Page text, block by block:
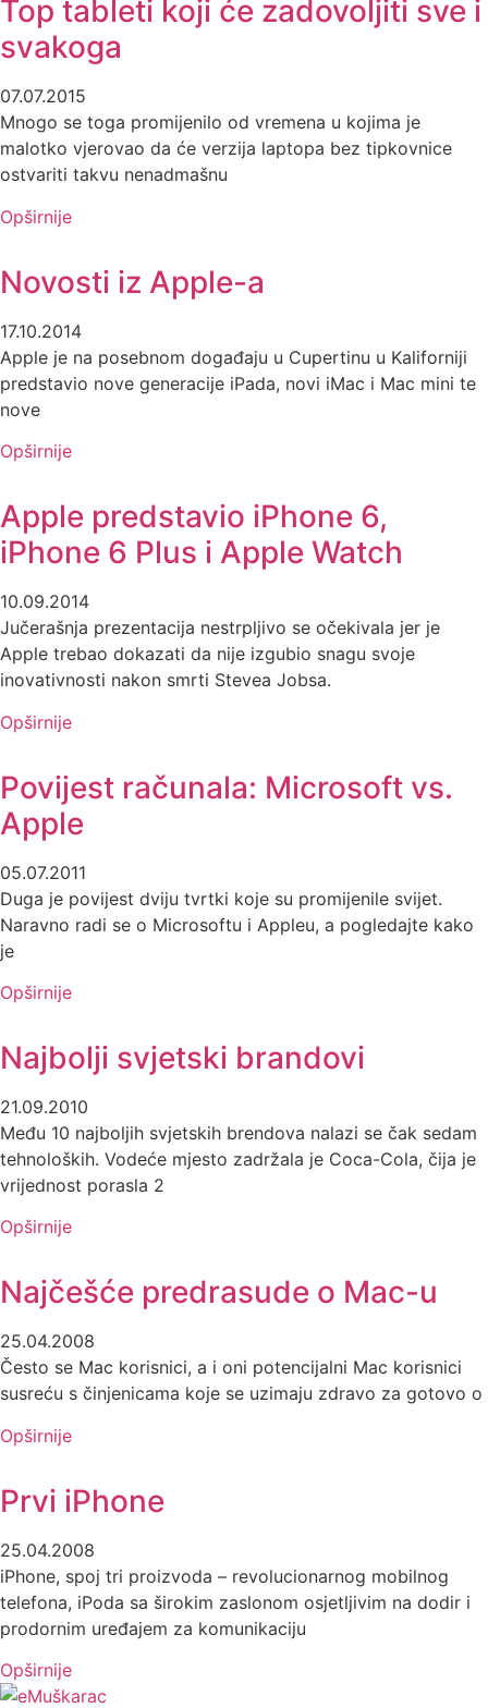
Top tableti koji će zadovoljiti sve i
svakoga
07.07.2015
Mnogo se toga promijenilo od vremena u kojima je
malotko vjerovao da će verzija laptopa bez tipkovnice
ostvariti takvu nenadmašnu
Opširnije
Novosti iz Apple-a
17.10.2014
Apple je na posebnom događaju u Cupertinu u Kaliforniji
predstavio nove generacije iPada, novi iMac i Mac mini te
nove
Opširnije
Apple predstavio iPhone 6,
iPhone 6 Plus i Apple Watch
10.09.2014
Jučerašnja prezentacija nestrpljivo se očekivala jer je
Apple trebao dokazati da nije izgubio snagu svoje
inovativnosti nakon smrti Stevea Jobsa.
Opširnije
Povijest računala: Microsoft vs.
Apple
05.07.2011
Duga je povijest dviju tvrtki koje su promijenile svijet.
Naravno radi se o Microsoftu i Appleu, a pogledajte kako
je
Opširnije
Najbolji svjetski brandovi
21.09.2010
Među 10 najboljih svjetskih brendova nalazi se čak sedam
tehnoloških. Vodeće mjesto zadržala je Coca-Cola, čija je
vrijednost porasla 2
Opširnije
Najčešće predrasude o Mac-u
25.04.2008
Često se Mac korisnici, a i oni potencijalni Mac korisnici
susreću s činjenicama koje se uzimaju zdravo za gotovo o
Opširnije
Prvi iPhone
25.04.2008
iPhone, spoj tri proizvoda – revolucionarnog mobilnog
telefona, iPoda sa širokim zaslonom osjetljivim na dodir i
prodornim uređajem za komunikaciju
Opširnije